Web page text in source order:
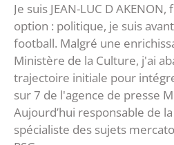
Je suis JEAN-LUC D
option : politique, je suis
football. Malgré une
Ministère de la Culture, j'ai
trajectoire initiale pour
sur 7 de l'agence de presse
Aujourd’hui responsable de
spécialiste des sujets